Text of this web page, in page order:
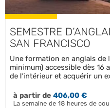
SEMESTRE
SAN FRANCISCO
Une formation en anglais de
minimum) accessible dès 16
de l’intérieur et acquérir un
à partir de406,00 €
La semaine de 18 heures de